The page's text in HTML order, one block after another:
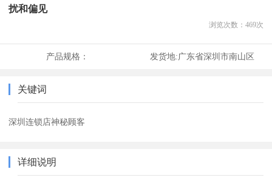
扰和偏见
浏览次数： 469次
产品规格： 发货地:广东省深圳市南山区
关键词
深圳连锁店神秘顾客
详细说明